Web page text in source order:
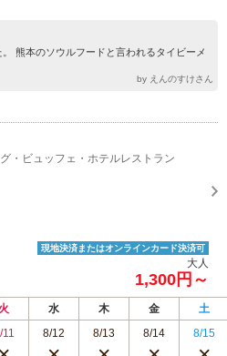
熊本のソウルフードと言われるタイビーメ
by えんのすけさん
・ビュッフェ・ホテルレストラン
現地決済またはオンラインカード決済可
大人
1,300円～
火 水 木 金
土
8/12 8/13 8/14 8/15